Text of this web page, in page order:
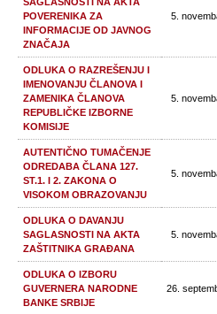
POVERENIKA ZA
INFORMACIJE OD JAVNOG
ZNAČAJA
5.
ODLUKA O RAZREŠENJU I
IMENOVANJU ČLANOVA I
ZAMENIKA ČLANOVA
REPUBLIČKE IZBORNE
KOMISIJE
5.
AUTENTIČNO TUMAČENJE
ODREDABA ČLANA 127.
ST.1. I 2. ZAKONA O
VISOKOM OBRAZOVANJU
5.
ODLUKA O DAVANJU
SAGLASNOSTI NA AKTA
ZAŠTITNIKA GRAĐANA
5.
ODLUKA O IZBORU
GUVERNERA NARODNE
BANKE SRBIJE
26.